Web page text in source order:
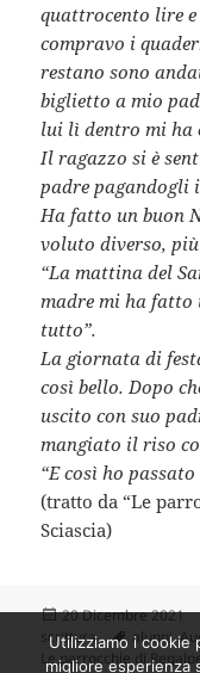
quattrocento lire
compravo i
restano sono
biglietto a mio
lui lì dentro mi ha
Il ragazzo si è
padre pagandogli
Ha fatto un buon
voluto diverso,
“La mattina del
madre mi ha fatto
tutto”.
La giornata di
così bello. Dopo
uscito con suo
mangiato il riso
“E così ho
(tratto da “Le
Sciascia)
Scritto
il
20 Dicembre 2021
scrittura
Tag
alunni,
Le parrocchie di
Utilizziamo i cookie
migliore esperienza